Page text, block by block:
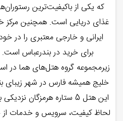
که یکی از باکیفیت‌ترین
غذای دریایی است. همچنین مرکز
ایرانی و خارجی معتبری را در
برای خرید در بندرعباس
زیرمجموعه گروه هتل‌های هما در
خلیج همیشه فارس در شهر زیبای
این هتل 5 ستاره هرمزگان
لحاظ کیفیت، سرویس و خدمات